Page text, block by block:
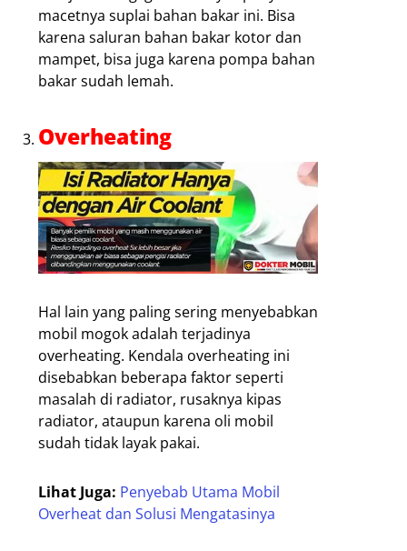
macetnya suplai bahan bakar ini. Bisa
karena saluran bahan bakar kotor dan
mampet, bisa juga karena pompa bahan
bakar sudah lemah.
Overheating
Hal lain yang paling sering menyebabkan
mobil mogok adalah terjadinya
overheating. Kendala overheating ini
disebabkan beberapa faktor seperti
masalah di radiator, rusaknya kipas
radiator, ataupun karena oli mobil
sudah tidak layak pakai.
Lihat Juga: Penyebab Utama Mobil
Overheat dan Solusi Mengatasinya